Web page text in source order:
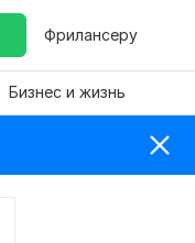
Фрилансеру
Бизнес и жизнь